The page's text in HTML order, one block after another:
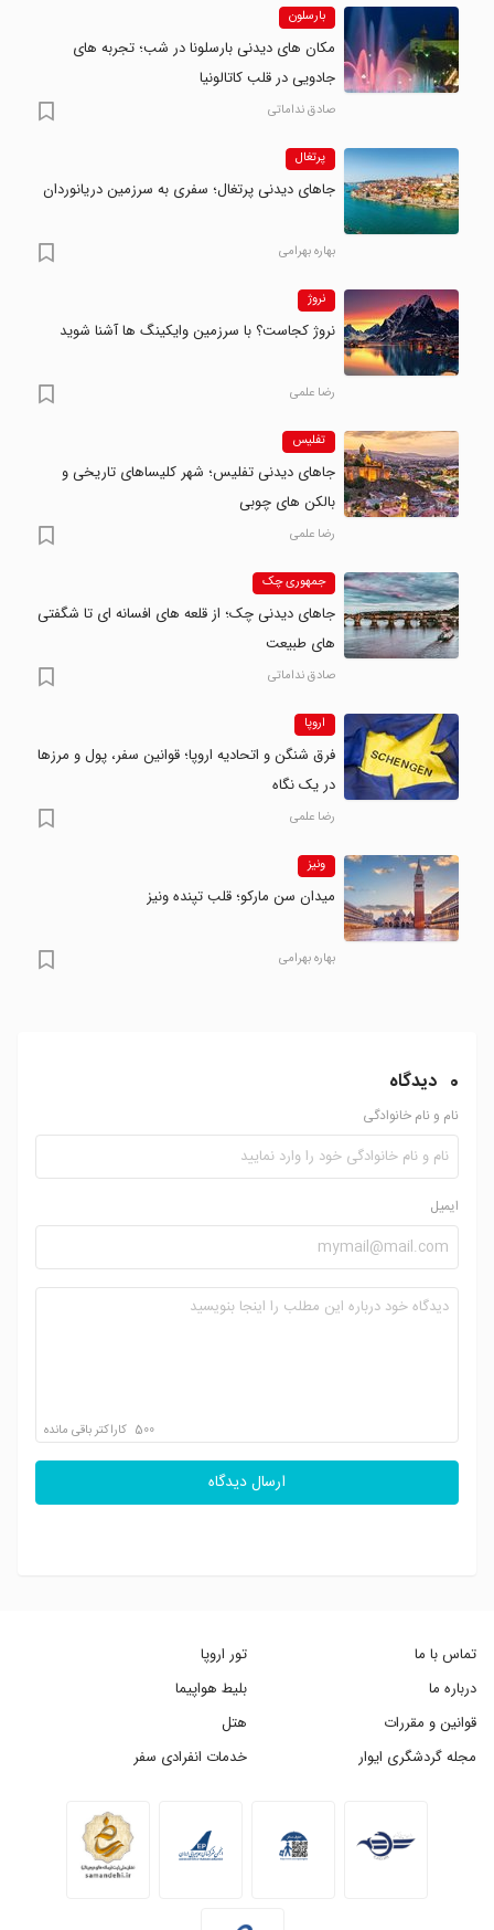
بارسلون
مکان های دیدنی بارسلونا در شب؛ تجربه های
جادویی در قلب کاتالونیا
صادق نداماتی
پرتغال
جاهای دیدنی پرتغال؛ سفری به سرزمین دریانوردان
بهاره بهرامی
نروژ
نروژ کجاست؟ با سرزمین وایکینگ ها آشنا شوید
رضا علمی
تفلیس
جاهای دیدنی تفلیس؛ شهر کلیساهای تاریخی و
بالکن های چوبی
رضا علمی
جمهوری چک
جاهای دیدنی چک؛ از قلعه های افسانه ای تا شگفتی
های طبیعت
صادق نداماتی
اروپا
فرق شنگن و اتحادیه اروپا؛ قوانین سفر، پول و مرزها
در یک نگاه
رضا علمی
ونیز
میدان سن مارکو؛ قلب تپنده ونیز
بهاره بهرامی
0 دیدگاه
نام و نام خانوادگی
ایمیل
500 کاراکتر باقی مانده
ارسال دیدگاه
تماس با ما
درباره ما
قوانین و مقررات
مجله گردشگری ایوار
تور اروپا
بلیط هواپیما
هتل
خدمات انفرادی سفر